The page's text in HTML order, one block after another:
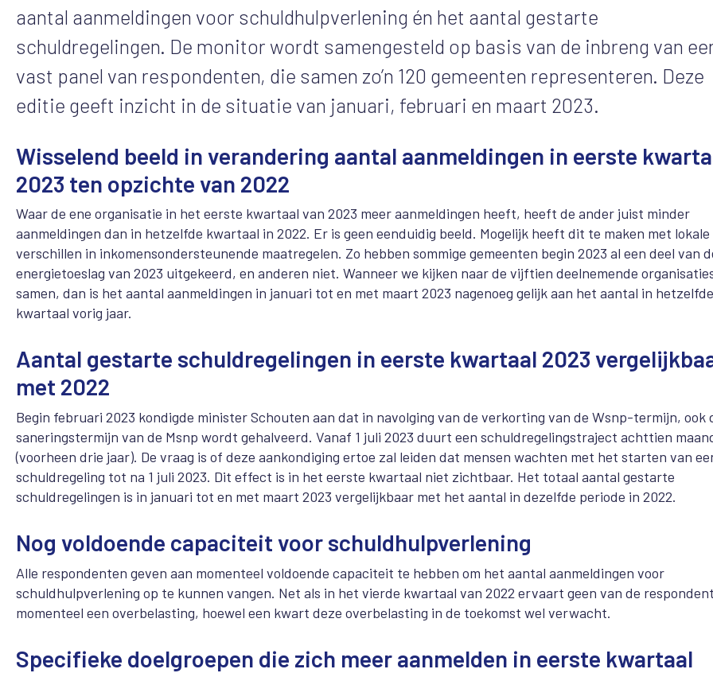
aantal aanmeldingen voor schuldhulpverlening én het aantal gestarte
schuldregelingen. De monitor wordt samengesteld op basis van de inbreng van
vast panel van respondenten, die samen zo’n 120 gemeenten representeren. Deze
editie geeft inzicht in de situatie van januari, februari en maart 2023.
Wisselend beeld in verandering aantal aanmeldingen in eerste
2023 ten opzichte van 2022
Waar de ene organisatie in het eerste kwartaal van 2023 meer aanmeldingen heeft, heeft de ander juist minder
aanmeldingen dan in hetzelfde kwartaal in 2022. Er is geen eenduidig beeld. Mogelijk heeft dit te maken met lokale
verschillen in inkomensondersteunende maatregelen. Zo hebben sommige gemeenten begin 2023 al een deel van
energietoeslag van 2023 uitgekeerd, en anderen niet. Wanneer we kijken naar de vijftien deelnemende
samen, dan is het aantal aanmeldingen in januari tot en met maart 2023 nagenoeg gelijk aan het aantal in hetzelfde
kwartaal vorig jaar.
Aantal gestarte schuldregelingen in eerste kwartaal 2023
met 2022
Begin februari 2023 kondigde minister Schouten aan dat in navolging van de verkorting van de Wsnp-termijn, ook
saneringstermijn van de Msnp wordt gehalveerd. Vanaf 1 juli 2023 duurt een schuldregelingstraject achttien
(voorheen drie jaar). De vraag is of deze aankondiging ertoe zal leiden dat mensen wachten met het starten van
schuldregeling tot na 1 juli 2023. Dit effect is in het eerste kwartaal niet zichtbaar. Het totaal aantal gestarte
schuldregelingen is in januari tot en met maart 2023 vergelijkbaar met het aantal in dezelfde periode in 2022.
Nog voldoende capaciteit voor schuldhulpverlening
Alle respondenten geven aan momenteel voldoende capaciteit te hebben om het aantal aanmeldingen voor
schuldhulpverlening op te kunnen vangen. Net als in het vierde kwartaal van 2022 ervaart geen van de
momenteel een overbelasting, hoewel een kwart deze overbelasting in de toekomst wel verwacht.
Specifieke doelgroepen die zich meer aanmelden in eerste kwartaal